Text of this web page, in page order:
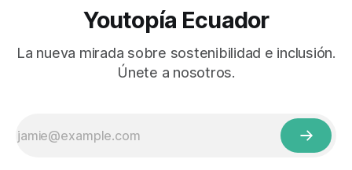
Youtopía Ecuador
La nueva mirada sobre sostenibilidad e inclusión.
Únete a nosotros.